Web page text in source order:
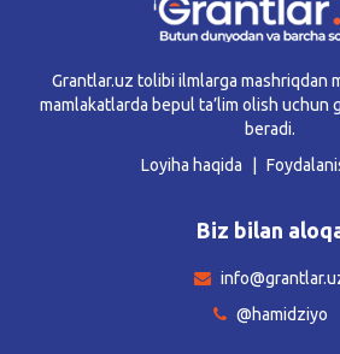
Grantlar.uz tolibi ilmlarga mashriqdan
mamlakatlarda bepul ta’lim olish uchun
beradi.
Loyiha haqida
Biz bilan
@hamidziyo